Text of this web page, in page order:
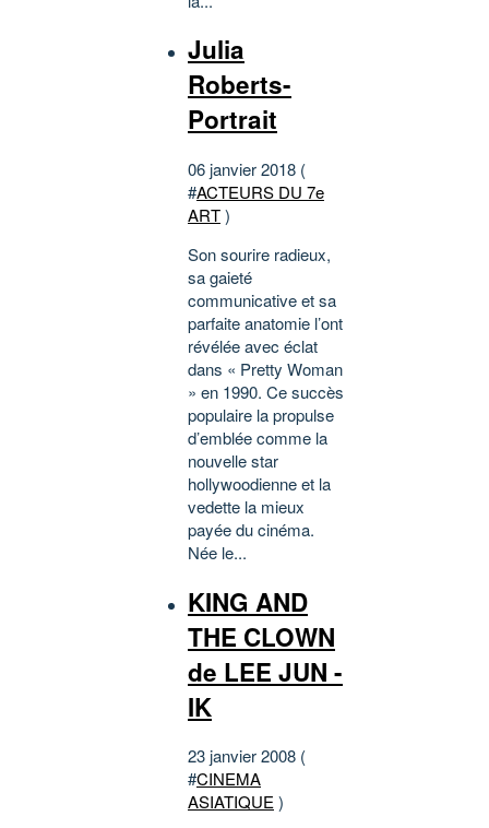
Julia
Roberts-
Portrait
06 janvier 2018 (
#ACTEURS DU 7e
ART)
Son sourire radieux,
sa gaieté
communicative et sa
parfaite anatomie l’ont
révélée avec éclat
dans « Pretty Woman
» en 1990. Ce succès
populaire la propulse
d’emblée comme la
nouvelle star
hollywoodienne et la
vedette la mieux
payée du cinéma.
Née le...
KING AND
THE CLOWN
de LEE JUN -
IK
23 janvier 2008 (
#CINEMA
ASIATIQUE)